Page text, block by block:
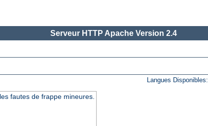
Serveur HTTP Apache Version 2.4
Langues Disponibles:
fautes de frappe mineures.